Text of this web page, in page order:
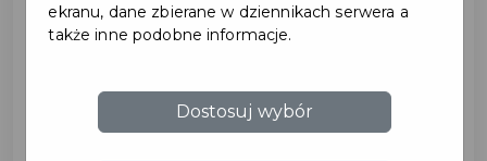
PROMOWALI SŁUŻBĘ
PODCZAS XXXIV DNI
ekranu, dane zbierane w dziennikach serwera a
także inne podobne informacje.
Dostosuj wybór